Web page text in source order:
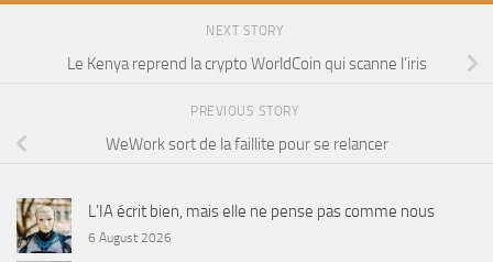
NEXT STORY
Le Kenya reprend la crypto WorldCoin qui scanne l’iris
PREVIOUS STORY
WeWork sort de la faillite pour se relancer
L’IA écrit bien, mais elle ne pense pas comme nous
6 August 2026